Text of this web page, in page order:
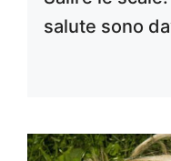
salute sono